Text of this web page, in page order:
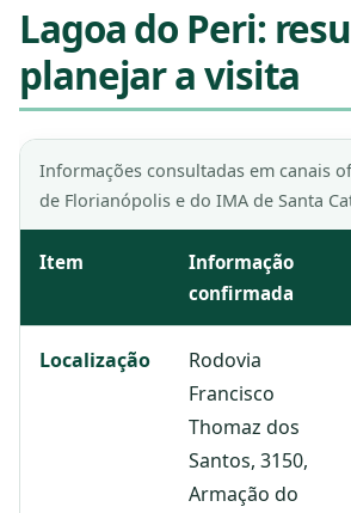
Lagoa do Peri:
planejar a visita
Informações consultadas em canais
de Florianópolis e do IMA de Santa
Item
Informação
confirmada
Localização
Rodovia
Francisco
Thomaz dos
Santos, 3150,
Armação do